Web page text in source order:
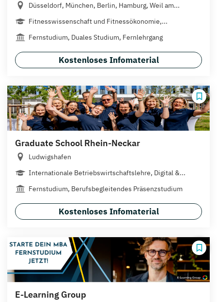
Düsseldorf, München, Berlin, Hamburg, Weil am...
Fitnesswissenschaft und Fitnessökonomie,...
Fernstudium, Duales Studium, Fernlehrgang
Kostenloses Infomaterial
Graduate School Rhein-Neckar
Ludwigshafen
Internationale Betriebswirtschaftslehre, Digital &...
Fernstudium, Berufsbegleitendes Präsenzstudium
Kostenloses Infomaterial
E-Learning Group